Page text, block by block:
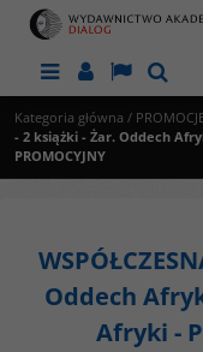
MenuPanelLang
Kategoria główna /
- 2 książki - Żar. Oddech
PROMOCYJNY
Oddech
Afryki -